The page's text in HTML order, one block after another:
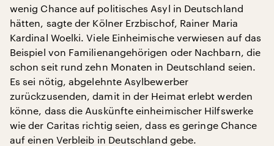
wenig Chance auf politisches Asyl in Deutschland
hätten, sagte der Kölner Erzbischof, Rainer Maria
Kardinal Woelki. Viele Einheimische verwiesen auf das
Beispiel von Familienangehörigen oder Nachbarn, die
schon seit rund zehn Monaten in Deutschland seien.
Es sei nötig, abgelehnte Asylbewerber
zurückzusenden, damit in der Heimat erlebt werden
könne, dass die Auskünfte einheimischer Hilfswerke
wie der Caritas richtig seien, dass es geringe Chance
auf einen Verbleib in Deutschland gebe.